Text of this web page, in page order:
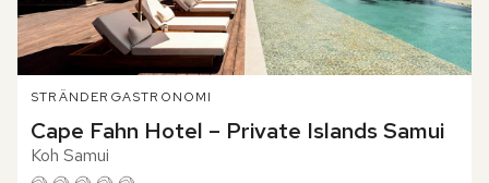
STRÄNDER GASTRONOMI
Cape Fahn Hotel – Private Islands Samui
Koh Samui